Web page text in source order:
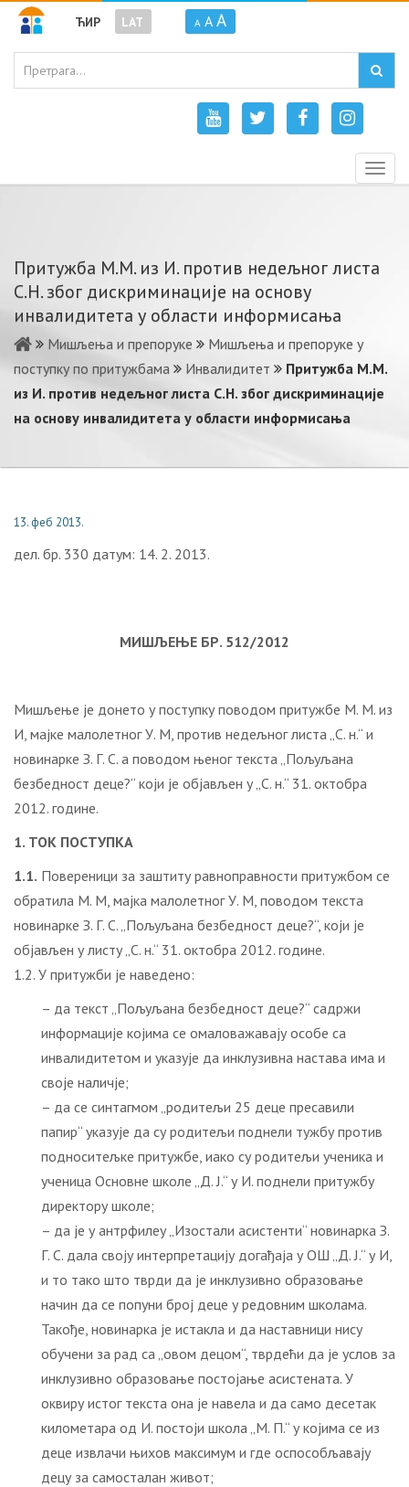
ЋИР LAT A A A
Притужба М.М. из И. против недељног листа
С.Н. због дискриминације на основу
инвалидитета у области информисања
Мишљења и препоруке
Мишљења и препоруке у
поступку по притужбама
Инвалидитет
Притужба М.М.
из И. против недељног листа С.Н. због дискриминације
на основу инвалидитета у области информисања
13. феб 2013.
дел. бр. 330 датум: 14. 2. 2013.
МИШЉЕЊЕ БР. 512/2012
Мишљење је донето у поступку поводом притужбе М. М. из
И, мајке малолетног У. М, против недељног листа „С. н.“ и
новинарке З. Г. С. а поводом њеног текста „Пољуљана
безбедност деце?“ који је објављен у „С. н.“ 31. октобра
2012. године.
1. ТОК ПОСТУПКА
1.1. Повереници за заштиту равноправности притужбом се
обратила М. М, мајка малолетног У. М, поводом текста
новинарке З. Г. С. „Пољуљана безбедност деце?“, који је
објављен у листу „С. н.“ 31. октобра 2012. године.
1.2. У притужби је наведено:
– да текст „Пољуљана безбедност деце?“ садржи
информације којима се омаловажавају особе са
инвалидитетом и указује да инклузивна настава има и
своје наличје;
– да се синтагмом „родитељи 25 деце пресавили
папир“ указује да су родитељи поднели тужбу против
подноситељке притужбе, иако су родитељи ученика и
ученица Основне школе „Д. Ј.“ у И. поднели притужбу
директору школе;
– да је у антрфилеу „Изостали асистенти“ новинарка З.
Г. С. дала своју интерпретацију догађаја у ОШ „Д. Ј.“ у И,
и то тако што тврди да је инклузивно образовање
начин да се попуни број деце у редовним школама.
Такође, новинарка је истакла и да наставници нису
обучени за рад са „овом децом“, тврдећи да је услов за
инклузивно образовање постојање асистената. У
оквиру истог текста она је навела и да само десетак
километара од И. постоји школа „М. П.“ у којима се из
деце извлачи њихов максимум и где оспособљавају
децу за самосталан живот;